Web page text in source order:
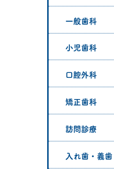
一般歯科
小児歯科
口腔外科
矯正歯科
訪問診療
入れ歯・義歯